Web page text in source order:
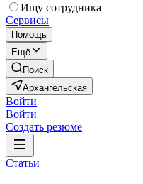
Ищу сотрудника
Сервисы
Помощь
Ещё
Поиск
Архангельская
Войти
Войти
Создать резюме
Статьи